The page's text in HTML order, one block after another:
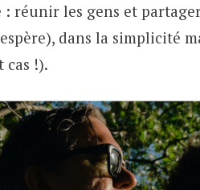
: réunir les gens et
dans la simplicité
!).